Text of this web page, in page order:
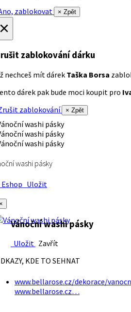
zablokovat
× Zpět
zablokování dárku
nechceš mít dárek Taška Borsa
dárek pak bude moci koupit pro
zablokování
× Zpět
washi pásky
Uložit
Vánoční washi pásky
Uložit Zavřít
KDE TO SEHNAT
www.bellarose.cz/dekorace/
www.bellarose.cz…